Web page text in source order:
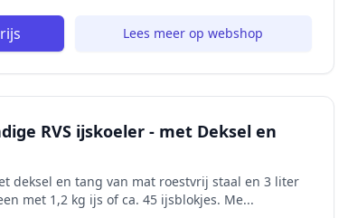
Lees meer op webshop
RVS ijskoeler - met Deksel en
deksel en tang van mat roestvrij staal en 3 liter
met 1,2 kg ijs of ca. 45 ijsblokjes. Me...